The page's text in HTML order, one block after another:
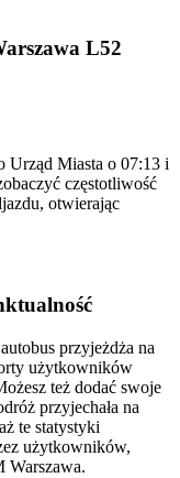
L52
Urząd Miasta o 07:13 i
częstotliwość
otwierając
przyjeżdża na
użytkowników
też dodać swoje
przyjechała na
te statystyki
użytkowników,
Warszawa.